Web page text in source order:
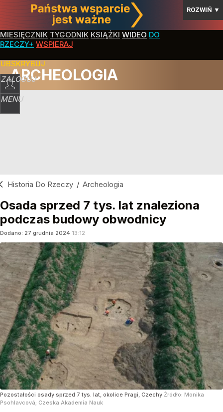
ROZWIŃ ▼
MIESIĘCZNIK TYGODNIK KSIĄŻKI WIDEO DO
RZECZY+ WSPIERAJ
ZALOGUJ
MENU
ARCHEOLOGIA
Historia Do Rzeczy / Archeologia
Osada sprzed 7 tys. lat znaleziona
podczas budowy obwodnicy
Dodano: 27 grudnia 2024 13:12
Pozostałości osady sprzed 7 tys. lat, okolice Pragi, Czechy Źródło: Monika
Psohlavcová; Czeska Akademia Nauk